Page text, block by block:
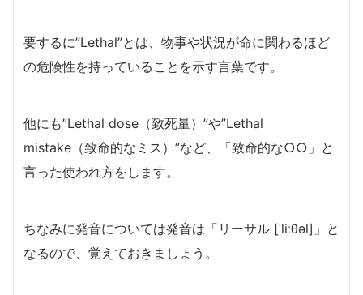
要するに”Lethal”とは、物事や状況が命に関わるほど
の危険性を持っていることを示す言葉です。
他にも”Lethal dose（致死量）”や”Lethal
mistake（致命的なミス）”など、「致命的な○○」と
言った使われ方をします。
ちなみに発音については発音は「リーサル [ˈliːθəl]」と
なるので、覚えておきましょう。